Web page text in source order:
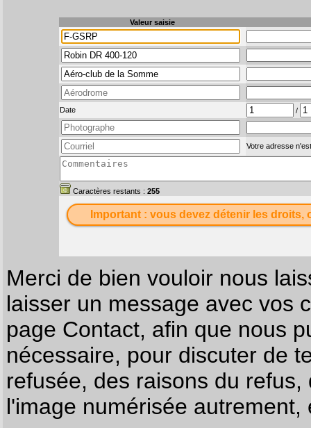
Valeur saisie
Date /
Votre adresse
Caractères restants : 255
Important : vous devez détenir les
Merci de bien vouloir nous
laisser un message avec vos
page Contact, afin que nous
nécessaire, pour discuter de
refusée, des raisons du
l'image numérisée autrement,